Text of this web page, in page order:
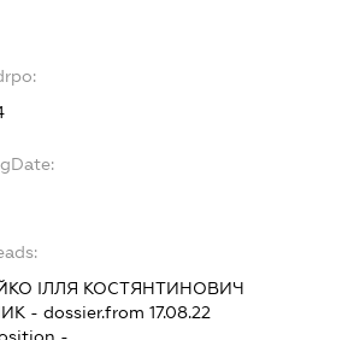
ІЛЛЯ КОСТЯНТИНОВИЧ
- dossier.from 17.08.22